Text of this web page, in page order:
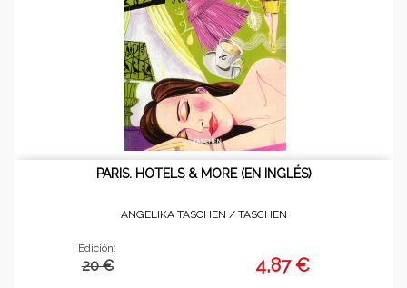
PARIS. HOTELS & MORE (EN INGLÉS)
ANGELIKA TASCHEN / TASCHEN
Edición:
20 € 4,87 €